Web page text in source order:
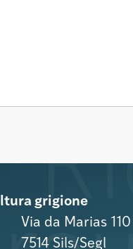
grigione
Via da Marias 110
7514 Sils/Segl